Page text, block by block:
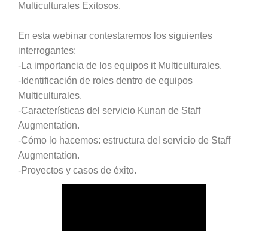
Multiculturales Exitosos.
En esta webinar contestaremos los siguientes
interrogantes:
-La importancia de los equipos it Multiculturales.
-Identificación de roles dentro de equipos
Multiculturales.
-Características del servicio Kunan de Staff
Augmentation.
-Cómo lo hacemos: estructura del servicio de Staff
Augmentation.
-Proyectos y casos de éxito.